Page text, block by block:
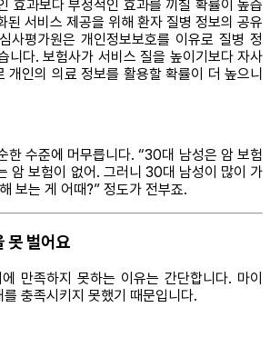
효과보다 부정적인 효과를 끼칠 확률이 높습
된 서비스 제공을 위해 환자 질병 정보의 공유
사평가원은 개인정보보호를 이유로 질병 정
니다. 보험사가 서비스 질을 높이기보다 자사
개인의 의료 정보를 활용할 확률이 더 높으니
한 수준에 머무릅니다. “30대 남성은 암 보험
암 보험이 없어. 그러니 30대 남성이 많이 가
보는 게 어때?” 정도가 전부죠.
못 벌어요
만족하지 못하는 이유는 간단합니다. 마이
충족시키지 못했기 때문입니다.